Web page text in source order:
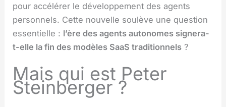
pour accélérer le développement des agents
personnels. Cette nouvelle soulève une question
essentielle : l’ère des agents autonomes signera-
t-elle la fin des modèles SaaS traditionnels ?
Mais qui est Peter
Steinberger ?